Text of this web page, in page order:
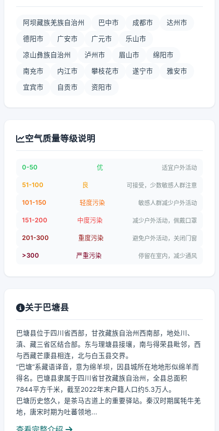
阿坝藏族羌族自治州 巴中市 成都市 达州市
德阳市 广安市 广元市 乐山市
凉山彝族自治州 泸州市 眉山市 绵阳市
南充市 内江市 攀枝花市 遂宁市 雅安市
宜宾市 自贡市 资阳市
空气质量等级说明
0-50 优 适宜户外活动
51-100 良 可接受，少数敏感人群注意
101-150 轻度污染 敏感人群减少户外活动
151-200 中度污染 减少户外活动，佩戴口罩
201-300 重度污染 避免户外活动，关闭门窗
>300 严重污染 停留在室内，减少通风
关于巴塘县
巴塘县位于四川省西部，甘孜藏族自治州西南部，地处川、
滇、藏三省区结合部。东与理塘县接壤，南与得荣县毗邻，西
与西藏芒康县相连，北与白玉县交界。
“巴塘”系藏语译音，意为绵羊坝，因县城所在地地形似绵羊而
得名。巴塘县隶属于四川省甘孜藏族自治州，全县总面积
7844平方千米，截至2022年末户籍人口约5.3万人。
巴塘历史悠久，是茶马古道上的重要驿站。秦汉时期属牦牛羌
地，唐宋时期为吐蕃领地...